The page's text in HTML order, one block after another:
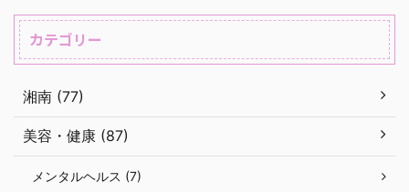
カテゴリー
湘南 (77)
美容・健康 (87)
メンタルヘルス (7)